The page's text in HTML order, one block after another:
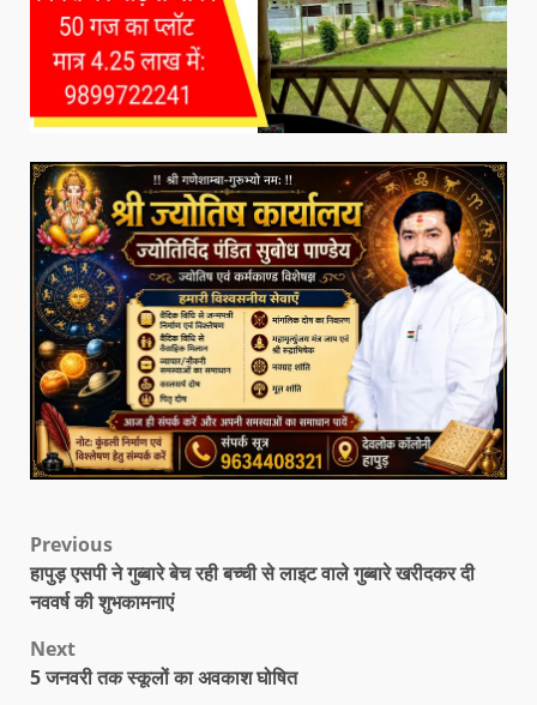
Previous
हापुड़ एसपी ने गुब्बारे बेच रही बच्ची से लाइट वाले गुब्बारे खरीदकर दी
नववर्ष की शुभकामनाएं
Next
5 जनवरी तक स्कूलों का अवकाश घोषित